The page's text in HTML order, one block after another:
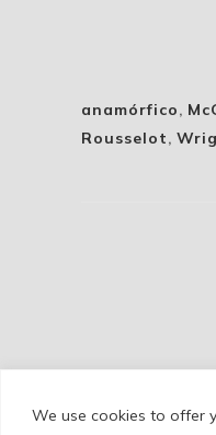
We use cookies to offer
anamórfico,
Rousselot,
Cookie Policy/